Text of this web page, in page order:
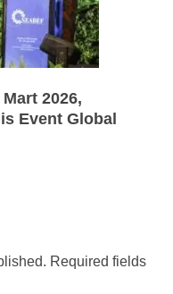
2026,
Event Global
Required fields